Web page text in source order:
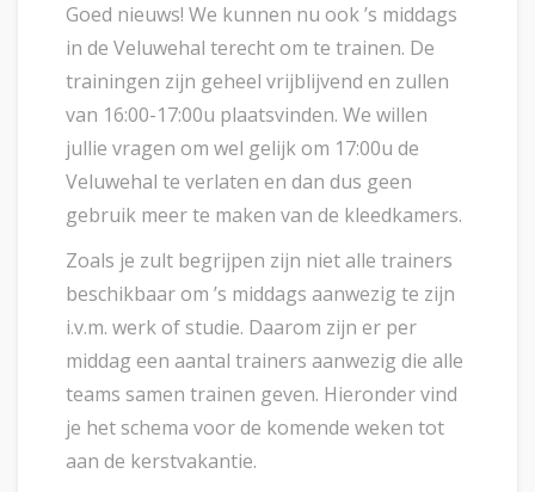
Goed nieuws! We kunnen nu ook ’s middags
in de Veluwehal terecht om te trainen. De
trainingen zijn geheel vrijblijvend en zullen
van 16:00-17:00u plaatsvinden. We willen
jullie vragen om wel gelijk om 17:00u de
Veluwehal te verlaten en dan dus geen
gebruik meer te maken van de kleedkamers.
Zoals je zult begrijpen zijn niet alle trainers
beschikbaar om ’s middags aanwezig te zijn
i.v.m. werk of studie. Daarom zijn er per
middag een aantal trainers aanwezig die alle
teams samen trainen geven. Hieronder vind
je het schema voor de komende weken tot
aan de kerstvakantie.